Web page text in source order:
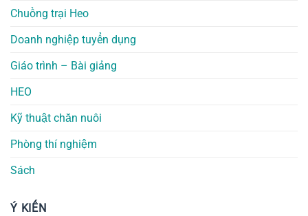
Chuồng trại Heo
Doanh nghiệp tuyển dụng
Giáo trình – Bài giảng
HEO
Kỹ thuật chăn nuôi
Phòng thí nghiệm
Sách
Ý KIẾN